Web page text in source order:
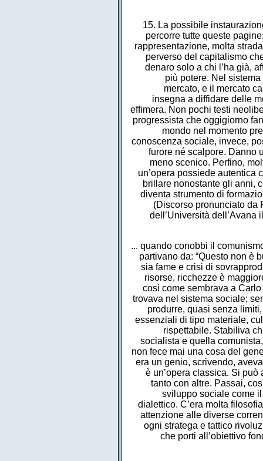
15. La possibile
percorre tutte queste
rappresentazione, molta
perverso del capitalismo
denaro solo a chi l’ha già,
più potere. Nel
mercato, e il mercato
insegna a diffidare delle
effimera. Non pochi testi
progressista che oggigiorno
mondo nel momento
conoscenza sociale, invece,
furore né scalpore. Danno
meno scenico. Perfino,
un’opera possiede autentica
brillare nonostante gli anni,
diventa strumento di
(Discorso pronunciato da
dell’Università dell’Avana
... quando conobbi il
partivano da: “Questo non è
sia fame e crisi di
risorse, ricchezze è
così come sembrava a
trovava nel sistema sociale;
produrre, quasi senza
essenziali di tipo materiale,
rispettabile. Stabiliva
socialista e quella
non fece mai una cosa del
era un genio, scrivendo,
è un’opera classica. Si
tanto con altre. Passai,
sviluppo sociale come
dialettico. C’era molta
attenzione alle diverse
ogni stratega e tattico
che porti all’obiettivo